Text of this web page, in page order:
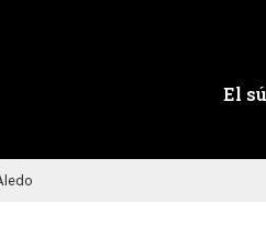
El